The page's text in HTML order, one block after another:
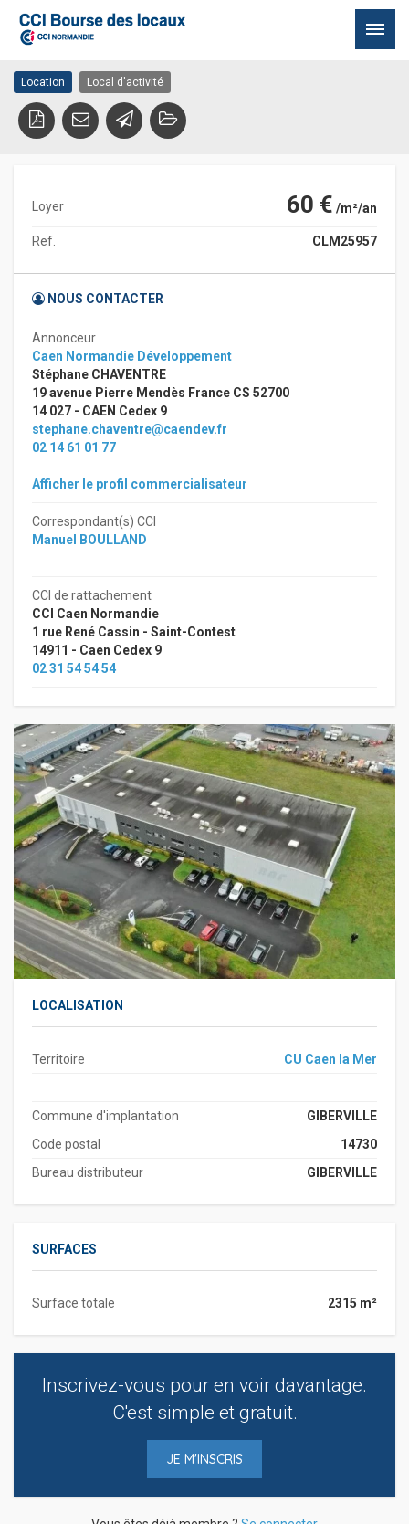
contenu
GIBERVILLE
14730 GIBERVILLE
Location Local d'activité
Loyer 60 € /m²/an
Ref. CLM25957
NOUS CONTACTER
Annonceur
Caen Normandie Développement
Stéphane CHAVENTRE
19 avenue Pierre Mendès France CS 52700
14 027 - CAEN Cedex 9
stephane.chaventre@caendev.fr
02 14 61 01 77
Afficher le profil commercialisateur
Correspondant(s) CCI
Manuel BOULLAND
CCI de rattachement
CCI Caen Normandie
1 rue René Cassin - Saint-Contest
14911 - Caen Cedex 9
02 31 54 54 54
LOCALISATION
Territoire CU Caen la Mer
Commune d'implantation
GIBERVILLE
Code postal
14730
Bureau distributeur
GIBERVILLE
SURFACES
Surface totale 2315 m²
Inscrivez-vous pour en voir davantage.
C'est simple et gratuit.
JE M'INSCRIS